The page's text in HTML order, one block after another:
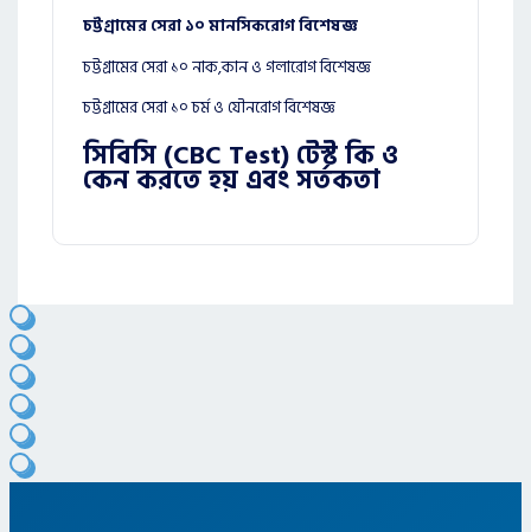
চট্টগ্রামের সেরা ১০ মানসিকরোগ বিশেষজ্ঞ
চট্টগ্রামের সেরা ১০ নাক,কান ও গলারোগ বিশেষজ্ঞ
চট্টগ্রামের সেরা ১০ চর্ম ও যৌনরোগ বিশেষজ্ঞ
সিবিসি (CBC Test) টেস্ট কি ও
কেন করতে হয় এবং সর্তকতা